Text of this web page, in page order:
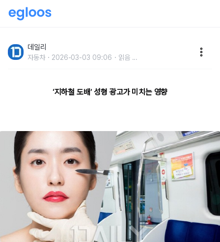
제하지 않나?
데일리
자동차 2026-03-03 09:06 읽음 ...
‘지하철 도배’ 성형 광고가 미치는 영향